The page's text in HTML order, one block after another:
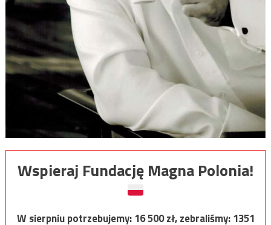
Wspieraj Fundację Magna Polonia!
W sierpniu potrzebujemy:16 500zł, zebraliśmy:1351